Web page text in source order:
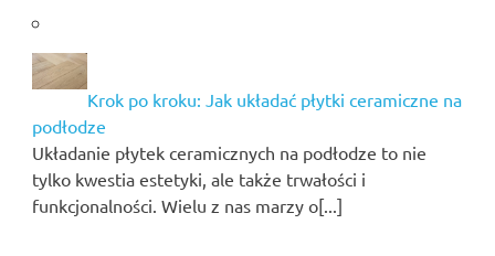
Krok po kroku: Jak układać płytki ceramiczne na
podłodze
Układanie płytek ceramicznych na podłodze to nie
tylko kwestia estetyki, ale także trwałości i
funkcjonalności. Wielu z nas marzy o[...]